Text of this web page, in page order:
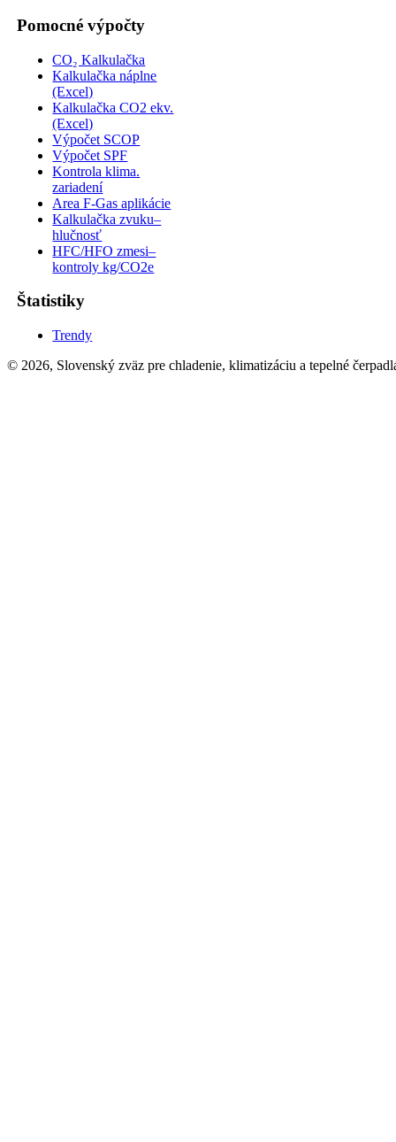
Pomocné výpočty
CO₂ Kalkulačka
Kalkulačka náplne
(Excel)
Kalkulačka CO2 ekv.
(Excel)
Výpočet SCOP
Výpočet SPF
Kontrola klima.
zariadení
Area F-Gas aplikácie
Kalkulačka zvuku–
hlučnosť
HFC/HFO zmesi–
kontroly kg/CO2e
Štatistiky
Trendy
© 2026, Slovenský zväz pre chladenie, klimatizáciu a tepelné